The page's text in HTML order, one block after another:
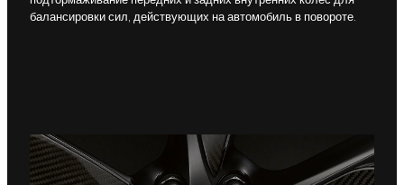
балансировки сил, действующих на автомобиль в повороте.